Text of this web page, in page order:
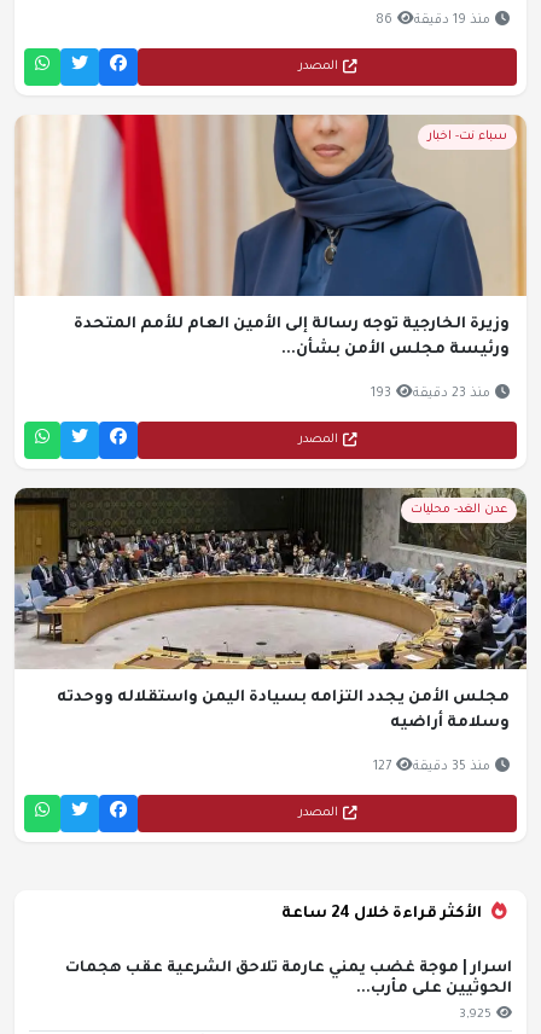
منذ 19 دقيقة 86
المصدر
سباء نت- اخبار
وزيرة الخارجية توجه رسالة إلى الأمين العام للأمم المتحدة
ورئيسة مجلس الأمن بشأن...
منذ 23 دقيقة 193
المصدر
عدن الغد- محليات
مجلس الأمن يجدد التزامه بسيادة اليمن واستقلاله ووحدته
وسلامة أراضيه
منذ 35 دقيقة 127
المصدر
الأكثر قراءة خلال 24 ساعة
اسرار | موجة غضب يمني عارمة تلاحق الشرعية عقب هجمات
الحوثيين على مأرب...
3,925